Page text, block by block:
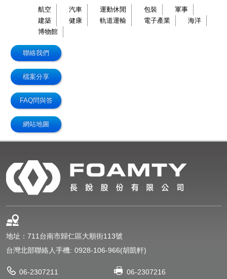
航空 汽車 運動休閒 包裝
軍事
建築
健康 軌道運輸 電子產業
海洋
博物館
聯絡我們
檔案分享
FAQ問與答
網站地圖
地址：711台南市歸仁區大順街113號
台灣北部聯絡人手機: 0928-106-966(胡凱軒)
06-2307211 06-2307216